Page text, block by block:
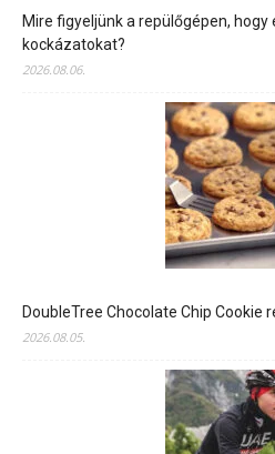
Mire figyeljünk a repülőgépen,
kockázatokat?
2026.08.06.
DoubleTree Chocolate Chip Cookie
2026.08.05.